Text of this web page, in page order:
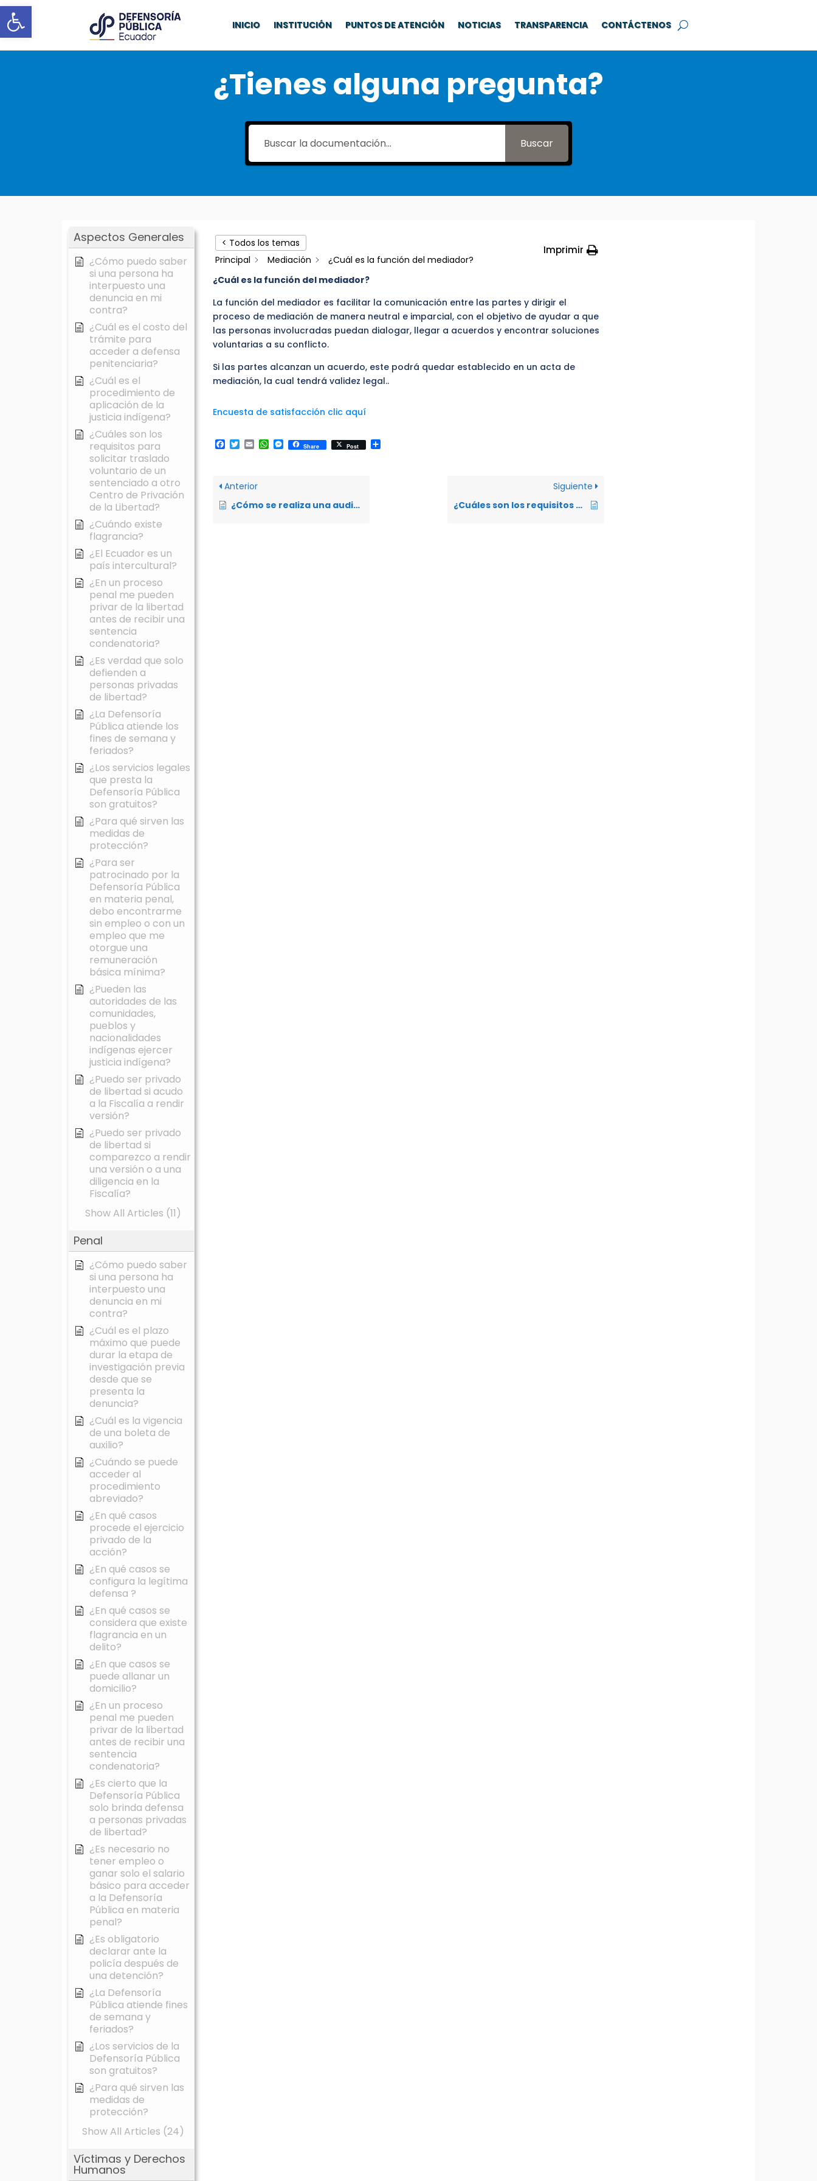
Abrir barra de herramientas INICIO INSTITUCIÓN PUNTOS DE ATENCIÓN NOTICIAS TRANSPARENCIA CONTÁCTENOS
¿Tienes alguna pregunta?
Buscar
Aspectos Generales
¿Cómo puedo saber
si una persona ha
interpuesto una
denuncia en mi
contra?
¿Cuál es el costo del
trámite para
acceder a defensa
penitenciaria?
¿Cuál es el
procedimiento de
aplicación de la
justicia indígena?
¿Cuáles son los
requisitos para
solicitar traslado
voluntario de un
sentenciado a otro
Centro de Privación
de la Libertad?
¿Cuándo existe
flagrancia?
¿El Ecuador es un
país intercultural?
¿En un proceso
penal me pueden
privar de la libertad
antes de recibir una
sentencia
condenatoria?
¿Es verdad que solo
defienden a
personas privadas
de libertad?
¿La Defensoría
Pública atiende los
fines de semana y
feriados?
¿Los servicios legales
que presta la
Defensoría Pública
son gratuitos?
¿Para qué sirven las
medidas de
protección?
¿Para ser
patrocinado por la
Defensoría Pública
en materia penal,
debo encontrarme
sin empleo o con un
empleo que me
otorgue una
remuneración
básica mínima?
¿Pueden las
autoridades de las
comunidades,
pueblos y
nacionalidades
indígenas ejercer
justicia indígena?
¿Puedo ser privado
de libertad si acudo
a la Fiscalía a rendir
versión?
¿Puedo ser privado
de libertad si
comparezco a rendir
una versión o a una
diligencia en la
Fiscalía?
Show All Articles (11)
Penal
¿Cómo puedo saber
si una persona ha
interpuesto una
denuncia en mi
contra?
¿Cuál es el plazo
máximo que puede
durar la etapa de
investigación previa
desde que se
presenta la
denuncia?
¿Cuál es la vigencia
de una boleta de
auxilio?
¿Cuándo se puede
acceder al
procedimiento
abreviado?
¿En qué casos
procede el ejercicio
privado de la
acción?
¿En qué casos se
configura la legítima
defensa ?
¿En qué casos se
considera que existe
flagrancia en un
delito?
¿En que casos se
puede allanar un
domicilio?
¿En un proceso
penal me pueden
privar de la libertad
antes de recibir una
sentencia
condenatoria?
¿Es cierto que la
Defensoría Pública
solo brinda defensa
a personas privadas
de libertad?
¿Es necesario no
tener empleo o
ganar solo el salario
básico para acceder
a la Defensoría
Pública en materia
penal?
¿Es obligatorio
declarar ante la
policía después de
una detención?
¿La Defensoría
Pública atiende fines
de semana y
feriados?
¿Los servicios de la
Defensoría Pública
son gratuitos?
¿Para qué sirven las
medidas de
protección?
Show All Articles (24)
Víctimas y Derechos
Humanos
< Todos los temas
Principal
Mediación ¿Cuál es la función del mediador?
Imprimir
¿Cuál es la función del mediador?
La función del mediador es facilitar la comunicación entre las partes y dirigir el
proceso de mediación de manera neutral e imparcial, con el objetivo de ayudar a que
las personas involucradas puedan dialogar, llegar a acuerdos y encontrar soluciones
voluntarias a su conflicto.
Si las partes alcanzan un acuerdo, este podrá quedar establecido en un acta de
mediación, la cual tendrá validez legal..
Encuesta de satisfacción clic aquí
Facebook
Twitter
EmailWhatsApp
Messenger
Share Post
Anterior
¿Cómo se realiza una audiencia de mediación?
Siguiente
¿Cuáles son los requisitos para iniciar una mediación?